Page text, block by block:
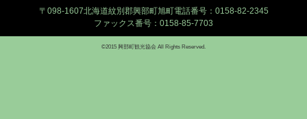
〒098-1607北海道紋別郡興部町旭町電話番号：0158-82-2345
ファックス番号：0158-85-7703
©2015 興部町観光協会 All Rights Reserved.